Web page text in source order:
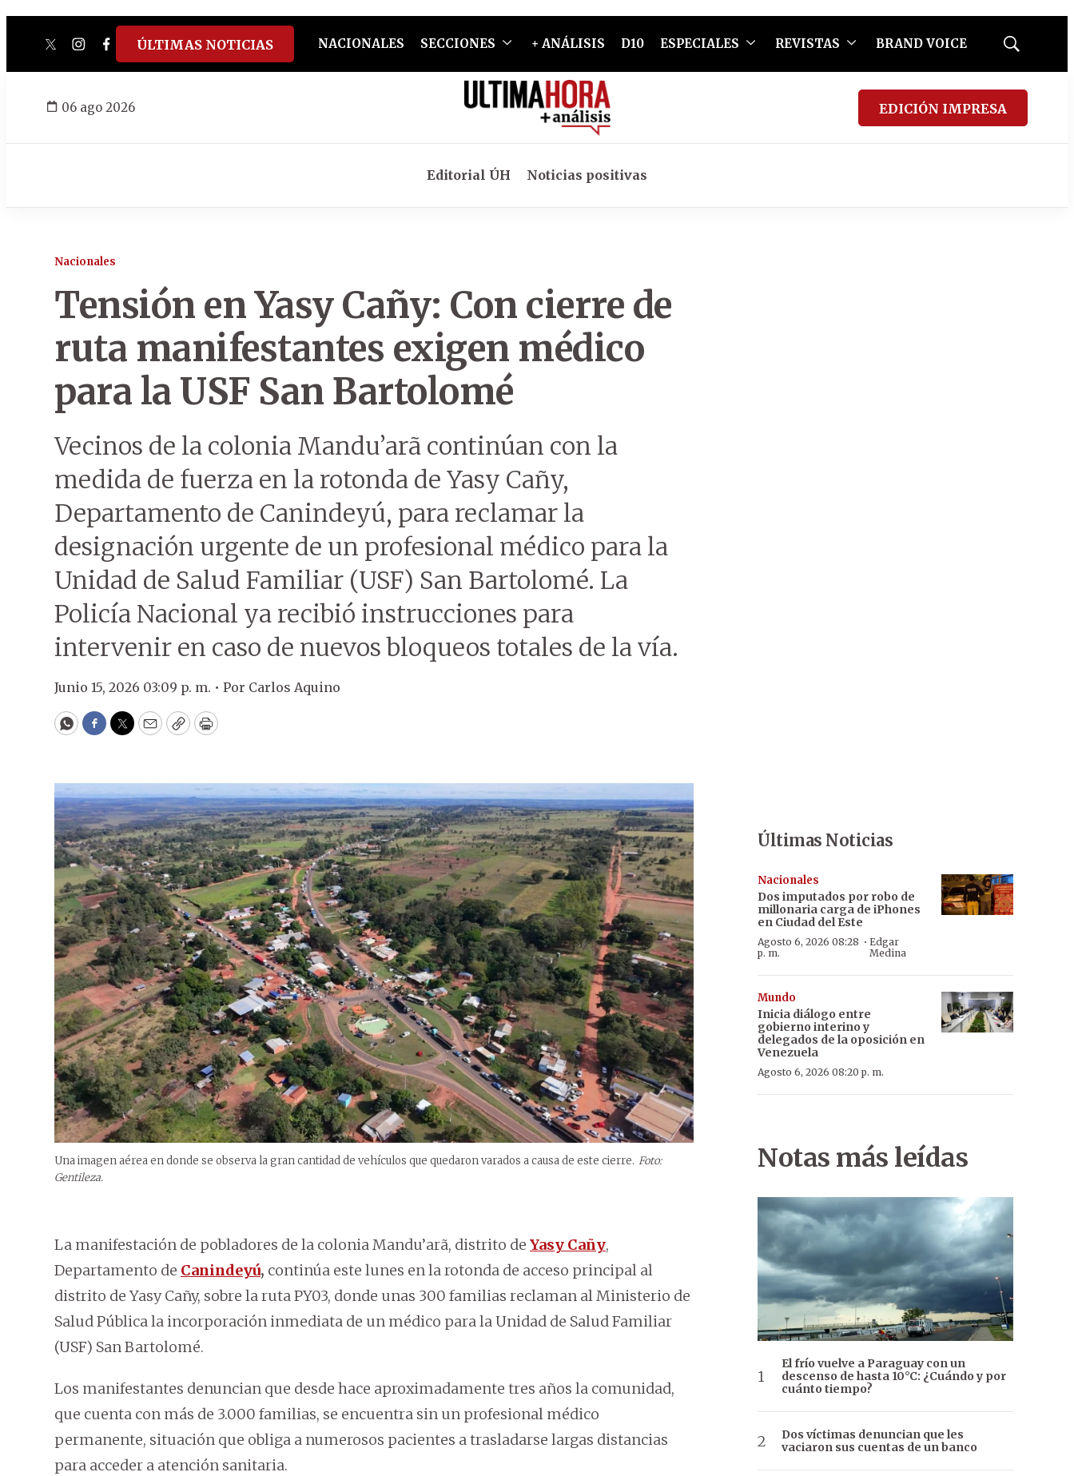
twitterinstagram
facebook
tiktokyoutube
spotify
ÚLTIMAS NOTICIAS NACIONALES SECCIONES + ANÁLISIS D10 ESPECIALES REVISTAS BRAND VOICE
Mostrar
06 ago 2026 EDICIÓN IMPRESA
Editorial ÚH Noticias positivas
Nacionales
Tensión en Yasy Cañy: Con cierre de
ruta manifestantes exigen médico
para la USF San Bartolomé
Vecinos de la colonia Mandu’arã continúan con la
medida de fuerza en la rotonda de Yasy Cañy,
Departamento de Canindeyú, para reclamar la
designación urgente de un profesional médico para la
Unidad de Salud Familiar (USF) San Bartolomé. La
Policía Nacional ya recibió instrucciones para
intervenir en caso de nuevos bloqueos totales de la vía.
Junio 15, 2026 03:09 p. m. • Por Carlos Aquino
WhatsApp
Facebook
Twitter
EmailCopyPrint
Una imagen aérea en donde se observa la gran cantidad de vehículos que quedaron varados a causa de este cierre. Foto:
Gentileza.
La manifestación de pobladores de la colonia Mandu’arã, distrito de Yasy Cañy,
Departamento de Canindeyú, continúa este lunes en la rotonda de acceso principal al
distrito de Yasy Cañy, sobre la ruta PY03, donde unas 300 familias reclaman al Ministerio de
Salud Pública la incorporación inmediata de un médico para la Unidad de Salud Familiar
(USF) San Bartolomé.
Los manifestantes denuncian que desde hace aproximadamente tres años la comunidad,
que cuenta con más de 3.000 familias, se encuentra sin un profesional médico
permanente, situación que obliga a numerosos pacientes a trasladarse largas distancias
para acceder a atención sanitaria.
Últimas Noticias
Nacionales
Dos imputados por robo de
millonaria carga de iPhones
en Ciudad del Este
Agosto 6, 2026 08:28
p. m.
· Edgar
Medina
Mundo
Inicia diálogo entre
gobierno interino y
delegados de la oposición en
Venezuela
Agosto 6, 2026 08:20 p. m.
Notas más leídas
El frío vuelve a Paraguay con un
descenso de hasta 10°C: ¿Cuándo y por
cuánto tiempo?
Dos víctimas denuncian que les
vaciaron sus cuentas de un banco